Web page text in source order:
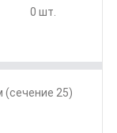
0 шт.
25)